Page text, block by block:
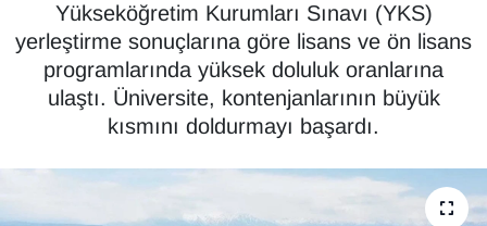
Yükseköğretim Kurumları Sınavı (YKS)
yerleştirme sonuçlarına göre lisans ve ön lisans
programlarında yüksek doluluk oranlarına
ulaştı. Üniversite, kontenjanlarının büyük
kısmını doldurmayı başardı.
Deprem
Dernekler, Odalar
Son Dakika Haberleri
Haber Arşivi